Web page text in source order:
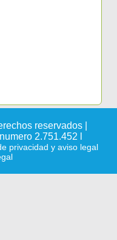
reservados |
2.751.452 l
privacidad y aviso legal